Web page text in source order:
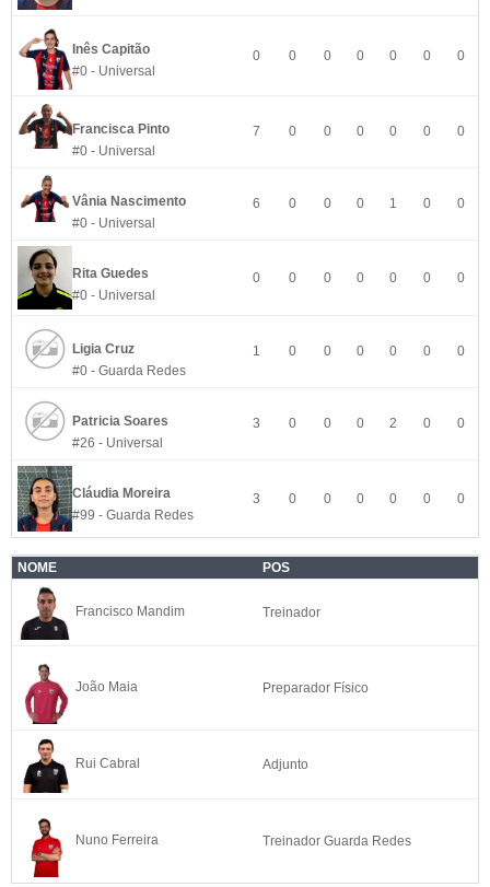
Inês Capitão
#0 - Universal
0 0 0 0 0 0 0
Francisca Pinto
#0 - Universal
7 0 0 0 0 0 0
Vânia Nascimento
#0 - Universal
6 0 0 0 1 0 0
Rita Guedes
#0 - Universal
0 0 0 0 0 0 0
Ligia Cruz
#0 - Guarda Redes
1 0 0 0 0 0 0
Patricia Soares
#26 - Universal
3 0 0 0 2 0 0
Cláudia Moreira
#99 - Guarda Redes
3 0 0 0 0 0 0
NOME POS
Francisco Mandim Treinador
João Maia Preparador Físico
Rui Cabral Adjunto
Nuno Ferreira Treinador Guarda Redes